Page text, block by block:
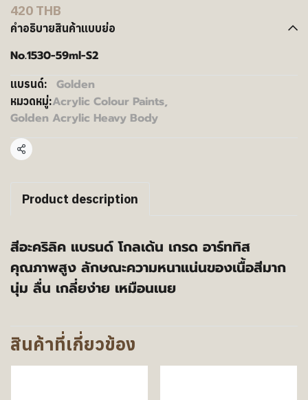
420 THB
คำอธิบายสินค้าแบบย่อ
No.1530-59ml-S2
แบรนด์: Golden
หมวดหมู่:Acrylic Colour Paints,
Golden Acrylic Heavy Body
แชร์
Product description
สีอะคริลิค แบรนด์ โกลเด้น เกรด อาร์ททิส
คุณภาพสูง ลักษณะความหนาแน่นของเนื้อสีมาก
นุ่ม ลื่น เกลี่ยง่าย เหมือนเนย
สินค้าที่เกี่ยวข้อง